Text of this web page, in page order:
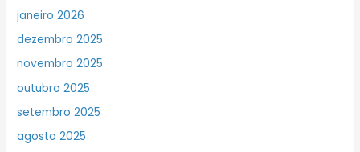
janeiro 2026
dezembro 2025
novembro 2025
outubro 2025
setembro 2025
agosto 2025